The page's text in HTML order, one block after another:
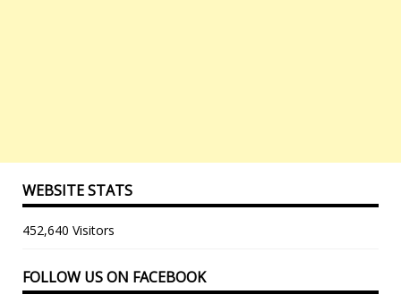
WEBSITE STATS
452,640 Visitors
FOLLOW US ON FACEBOOK